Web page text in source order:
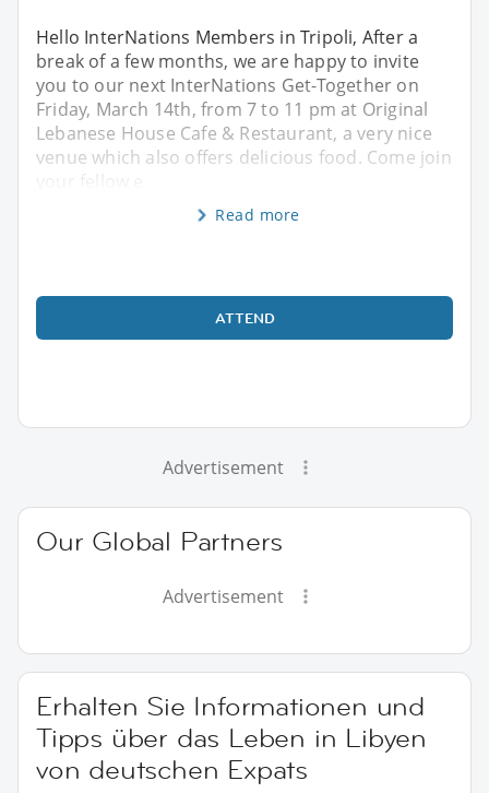
Hello InterNations Members in Tripoli, After a
break of a few months, we are happy to invite
you to our next InterNations Get-Together on
Friday, March 14th, from 7 to 11 pm at Original
Lebanese House Cafe & Restaurant, a very nice
venue which also offers delicious food. Come join
your fellow e
Read more
ATTEND
Advertisement
Our Global Partners
Advertisement
Erhalten Sie Informationen und
Tipps über das Leben in Libyen
von deutschen Expats